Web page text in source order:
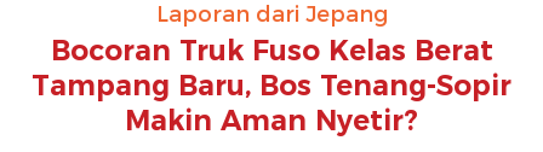
Laporan dari Jepang
Bocoran Truk Fuso Kelas Berat
Tampang Baru, Bos Tenang-Sopir
Makin Aman Nyetir?